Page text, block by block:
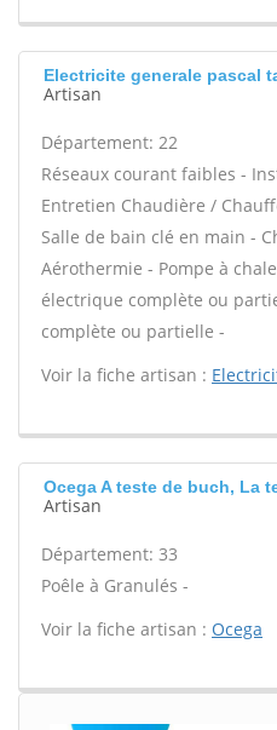
Electricite generale pascal
Artisan
Département: 22
Réseaux courant faibles -
Entretien Chaudière /
Salle de bain clé en main -
Aérothermie - Pompe à
électrique complète ou
complète ou partielle -
Voir la fiche artisan :
Ocega A teste de buch, La
Artisan
Département: 33
Poêle à Granulés -
Voir la fiche artisan : Ocega